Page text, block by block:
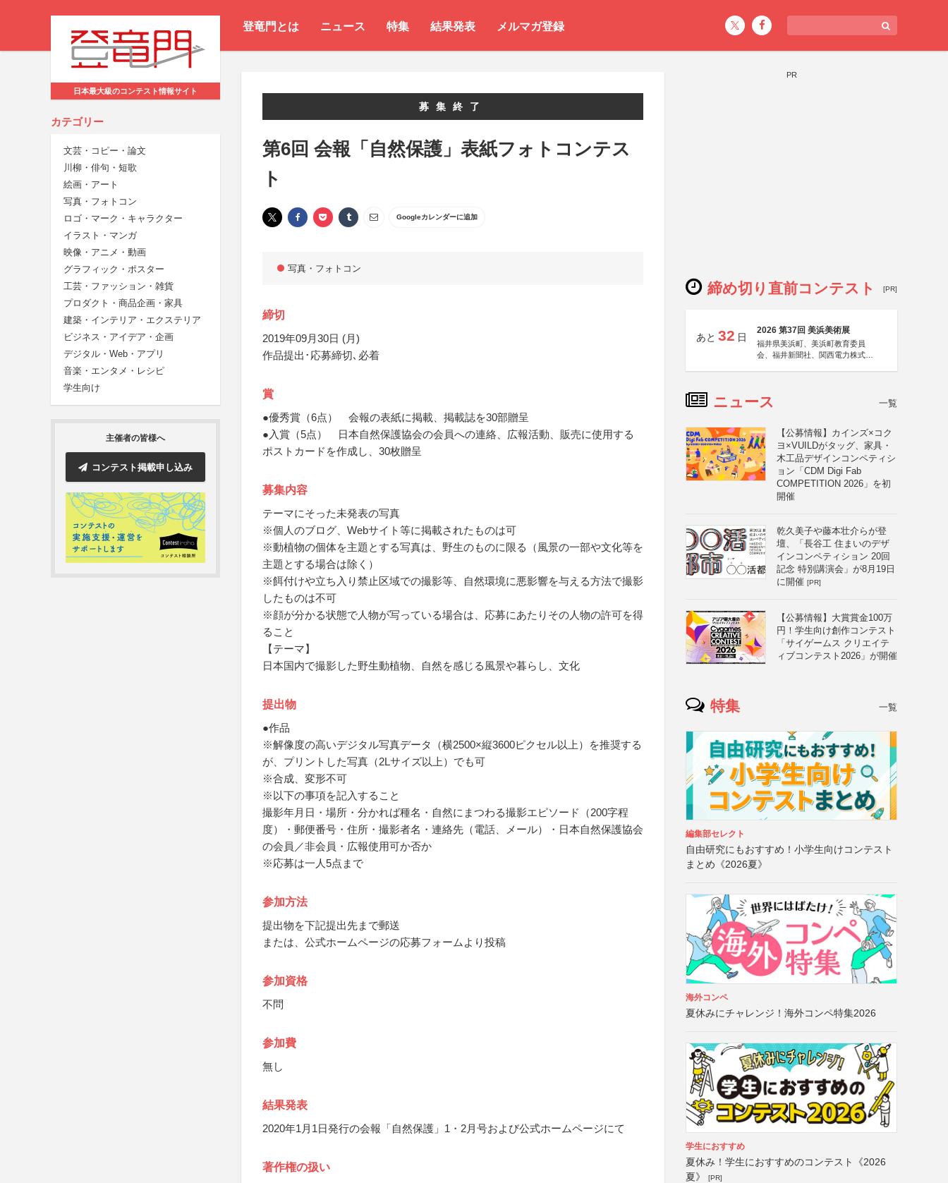
登竜門とは ニュース 特集 結果発表 メルマガ登録
日本最大級のコンテスト情報サイト
カテゴリー
文芸・コピー・論文
川柳・俳句・短歌
絵画・アート
写真・フォトコン
ロゴ・マーク・キャラクター
イラスト・マンガ
映像・アニメ・動画
グラフィック・ポスター
工芸・ファッション・雑貨
プロダクト・商品企画・家具
建築・インテリア・エクステリア
ビジネス・アイデア・企画
デジタル・Web・アプリ
音楽・エンタメ・レシピ
学生向け
主催者の皆様へ
コンテスト掲載申し込み
募集終了
第6回 会報「自然保護」表紙フォトコンテス
ト
Googleカレンダーに追加
写真・フォトコン
締切
2019年09月30日 (月)
作品提出･応募締切､必着
賞
●優秀賞（6点） 会報の表紙に掲載、掲載誌を30部贈呈
●入賞（5点） 日本自然保護協会の会員への連絡、広報活動、販売に使用する
ポストカードを作成し、30枚贈呈
募集内容
テーマにそった未発表の写真
※個人のブログ、Webサイト等に掲載されたものは可
※動植物の個体を主題とする写真は、野生のものに限る（風景の一部や文化等を
主題とする場合は除く）
※餌付けや立ち入り禁止区域での撮影等、自然環境に悪影響を与える方法で撮影
したものは不可
※顔が分かる状態で人物が写っている場合は、応募にあたりその人物の許可を得
ること
【テーマ】
日本国内で撮影した野生動植物、自然を感じる風景や暮らし、文化
提出物
●作品
※解像度の高いデジタル写真データ（横2500×縦3600ピクセル以上）を推奨する
が、プリントした写真（2Lサイズ以上）でも可
※合成、変形不可
※以下の事項を記入すること
撮影年月日・場所・分かれば種名・自然にまつわる撮影エピソード（200字程
度）・郵便番号・住所・撮影者名・連絡先（電話、メール）・日本自然保護協会
の会員／非会員・広報使用可か否か
※応募は一人5点まで
参加方法
提出物を下記提出先まで郵送
または、公式ホームページの応募フォームより投稿
参加資格
不問
参加費
無し
結果発表
2020年1月1日発行の会報「自然保護」1・2月号および公式ホームページにて
著作権の扱い
PR
締め切り直前コンテスト [PR]
あと 32 日
2026 第37回 美浜美術展
福井県美浜町、美浜町教育委員
会、福井新聞社、関西電力株式会
ニュース 一覧
【公募情報】カインズ×コク
ヨ×VUILDがタッグ、家具・
木工品デザインコンペティシ
ョン「CDM Digi Fab
COMPETITION 2026」を初
開催
乾久美子や藤本壮介らが登
壇、「長谷工 住まいのデザ
インコンペティション 20回
記念 特別講演会」が8月19日
に開催 [PR]
【公募情報】大賞賞金100万
円！学生向け創作コンテスト
「サイゲームス クリエイテ
ィブコンテスト2026」が開催
特集 一覧
編集部セレクト
自由研究にもおすすめ！小学生向けコンテスト
まとめ《2026夏》
海外コンペ
夏休みにチャレンジ！海外コンペ特集2026
学生におすすめ
夏休み！学生におすすめのコンテスト《2026
夏》
[PR]